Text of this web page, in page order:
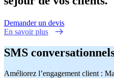
Demander un devis
En savoir plus
SMS
Améliorez l’engagement client :